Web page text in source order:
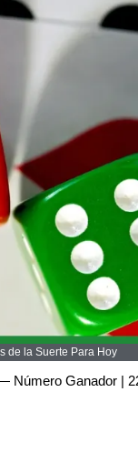
de la Suerte Para Hoy
Número Ganador |